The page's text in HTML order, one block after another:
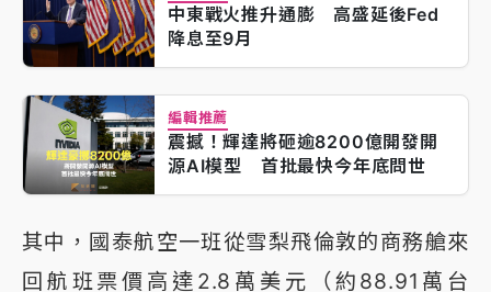
中東戰火推升通膨 高盛延後Fed
降息至9月
編輯推薦
震撼！輝達將砸逾8200億開發開
源AI模型 首批最快今年底問世
其中，國泰航空一班從雪梨飛倫敦的商務艙來
回航班票價高達2.8萬美元（約88.91萬台